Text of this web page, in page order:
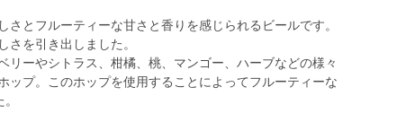
とフルーティーな甘さと香りを感じられるビールです。
さを引き出しました。
リーやシトラス、柑橘、桃、マンゴー、ハーブなどの様々
ップ。このホップを使用することによってフルーティーな